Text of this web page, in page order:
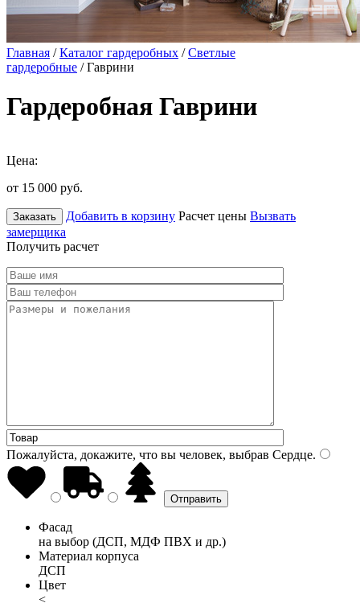
Главная /Каталог гардеробных /Светлые
гардеробные / Гаврини
Гардеробная Гаврини
Цена:
от 15 000 руб.
Заказать Добавить в корзину Расчет цены Вызвать
замерщика
Получить расчет
Пожалуйста, докажите, что вы человек, выбрав Сердце.
Фасад
на выбор (ДСП, МДФ ПВХ и др.)
Материал корпуса
ДСП
Цвет
<